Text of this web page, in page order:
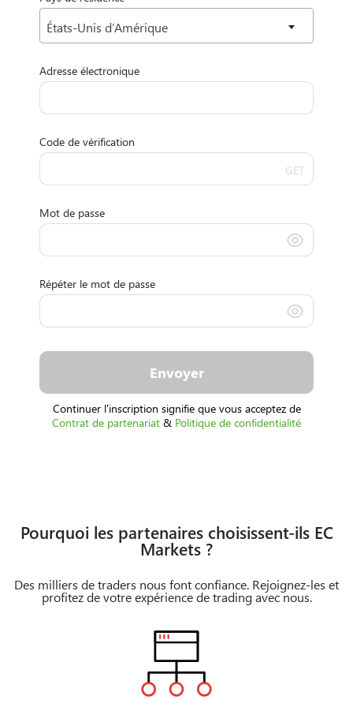
États-Unis d’Amérique
Adresse électronique
Code de vérification
GET
Mot de passe
Répéter le mot de passe
Envoyer
Continuer l'inscription signifie que vous acceptez de
Contrat de partenariat & Politique de confidentialité
Pourquoi les partenaires choisissent-ils EC
Markets ?
Des milliers de traders nous font confiance. Rejoignez-les et
profitez de votre expérience de trading avec nous.